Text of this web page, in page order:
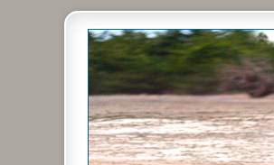
Украинский
Всеукраинский клуб владельцев